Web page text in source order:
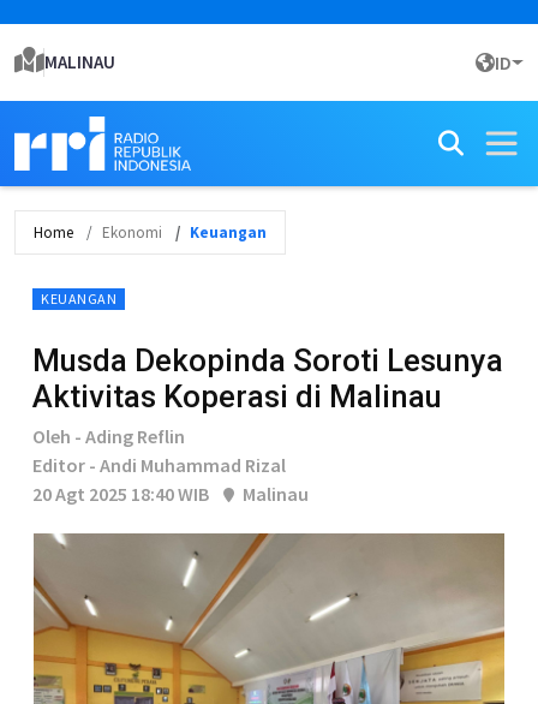
MALINAU ID
Home Ekonomi Keuangan
KEUANGAN
Musda Dekopinda Soroti Lesunya
Aktivitas Koperasi di Malinau
Oleh - Ading Reflin
Editor - Andi Muhammad Rizal
20 Agt 2025 18:40 WIB
Malinau